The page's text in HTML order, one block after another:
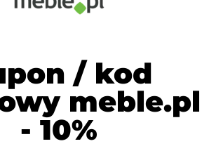
/ kod
meble.pl
- 10%